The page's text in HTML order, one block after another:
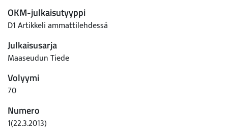
OKM-julkaisutyyppi
D1 Artikkeli ammattilehdessä
Julkaisusarja
Maaseudun Tiede
Volyymi
70
Numero
1(22.3.2013)